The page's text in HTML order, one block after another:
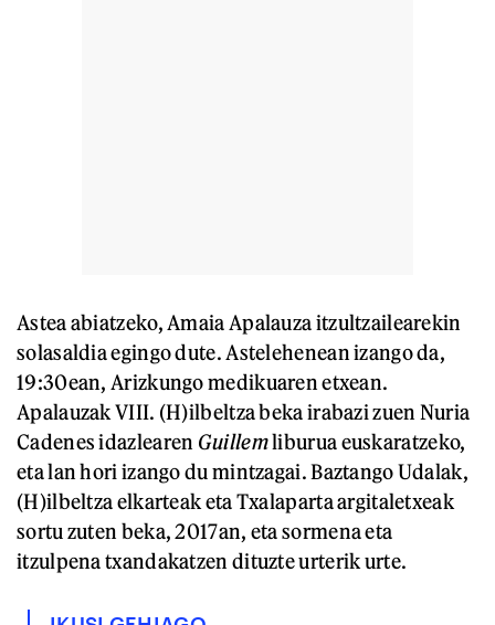
Astea abiatzeko, Amaia Apalauza itzultzailearekin
solasaldia egingo dute. Astelehenean izango da,
19:30ean, Arizkungo medikuaren etxean.
Apalauzak VIII. (H)ilbeltza beka irabazi zuen Nuria
Cadenes idazlearen Guillemliburua euskaratzeko,
eta lan hori izango du mintzagai. Baztango Udalak,
(H)ilbeltza elkarteak eta Txalaparta argitaletxeak
sortu zuten beka, 2017an, eta sormena eta
itzulpena txandakatzen dituzte urterik urte.